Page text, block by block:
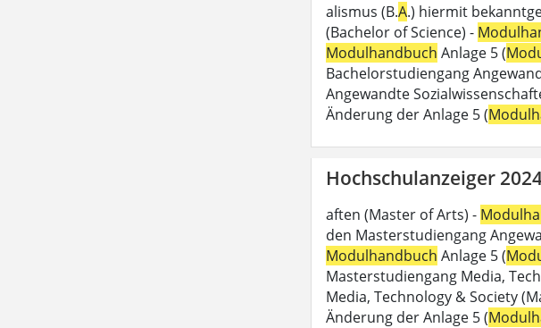
alismus (B.A.) hiermit
(Bachelor of Science) -
Modulhandbuch Anlage 5 (
Bachelorstudiengang
Angewandte
Änderung der Anlage 5 (
Hochschulanzeiger
aften (Master of Arts) -
den Masterstudiengang
Modulhandbuch Anlage 5 (
Masterstudiengang Media,
Media, Technology & Society
Änderung der Anlage 5 (